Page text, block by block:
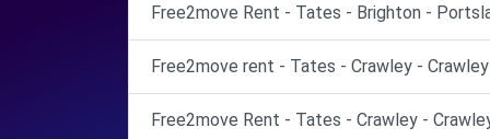
Free2move Rent - Tates - Brighton -
Free2move rent - Tates - Crawley -
Free2move Rent - Tates - Crawley -